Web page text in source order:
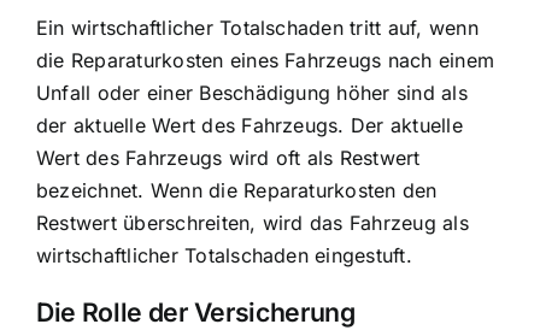
Ein wirtschaftlicher Totalschaden tritt auf, wenn
die Reparaturkosten eines Fahrzeugs nach einem
Unfall oder einer Beschädigung höher sind als
der aktuelle Wert des Fahrzeugs. Der aktuelle
Wert des Fahrzeugs wird oft als Restwert
bezeichnet. Wenn die Reparaturkosten den
Restwert überschreiten, wird das Fahrzeug als
wirtschaftlicher Totalschaden eingestuft.
Die Rolle der Versicherung